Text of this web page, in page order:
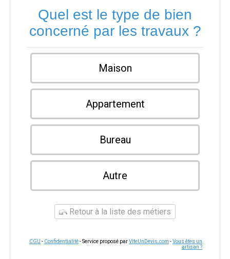
Quel est le type de bien
concerné par les travaux ?
Maison
Appartement
Bureau
Autre
Retour à la liste des métiers
CGU - Confidentialité- Service proposé parViteUnDevis.com -Vous êtes un
artisan ?